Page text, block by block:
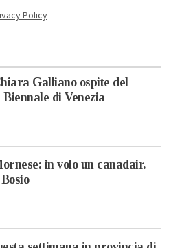
Policy
Galliano ospite del
di Venezia
in volo un canadair.